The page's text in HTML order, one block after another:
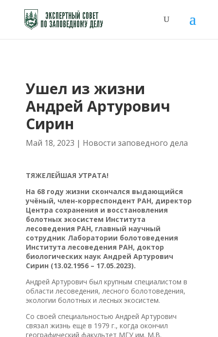
Ушел из жизни
Андрей Артурович
Сирин
Май 18, 2023 | Новости заповедного дела
ТЯЖЕЛЕЙШАЯ УТРАТА!
На 68 году жизни скончался выдающийся
учёный, член-корреспондент РАН, директор
Центра сохранения и восстановления
болотных экосистем Института
лесоведения РАН, главный научный
сотрудник Лаборатории болотоведения
Института лесоведения РАН, доктор
биологических наук Андрей Артурович
Сирин (13.02.1956 – 17.05.2023).
Андрей Артурович был крупным специалистом в
области лесоведения, лесного болотоведения,
экологии болотных и лесных экосистем.
Со своей специальностью Андрей Артурович
связал жизнь еще в 1979 г., когда окончил
географический факультет МГУ им. М.В.